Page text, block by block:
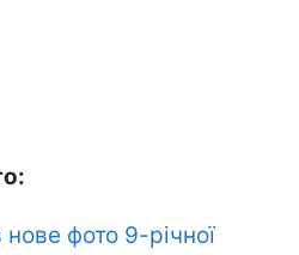
фото 9-річної